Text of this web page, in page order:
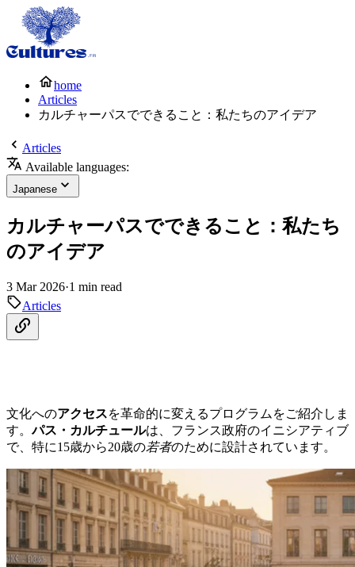
home
Articles
カルチャーパスでできること：私たちのアイデア
Articles
Available languages:
Japanese
カルチャーパスでできること：私たち
のアイデア
3 Mar 2026·1 min read
Articles
文化へのアクセスを革命的に変えるプログラムをご紹介しま
す。パス・カルチュールは、フランス政府のイニシアティブ
で、特に15歳から20歳の若者のために設計されています。